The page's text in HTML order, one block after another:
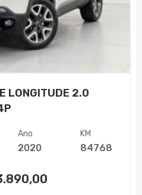
LONGITUDE 2.0
Ano
2020
KM
84768